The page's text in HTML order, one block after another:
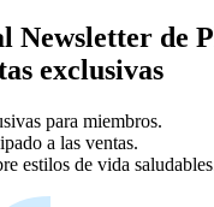
Newsletter de
exclusivas
para miembros.
a las ventas.
estilos de vida